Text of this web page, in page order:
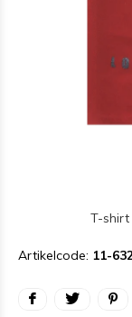
T-shirt
Artikelcode: 11-